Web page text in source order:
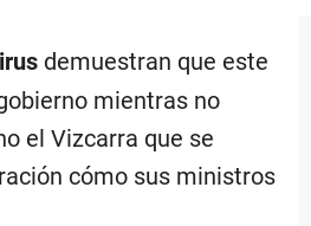
demuestran que este
mientras no
el Vizcarra que se
cómo sus ministros